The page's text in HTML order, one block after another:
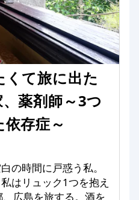
て旅に出た
薬剤師～3つ
存症～
の時間に戸惑う私。
はリュック1つを抱え
広島を旅する。酒を